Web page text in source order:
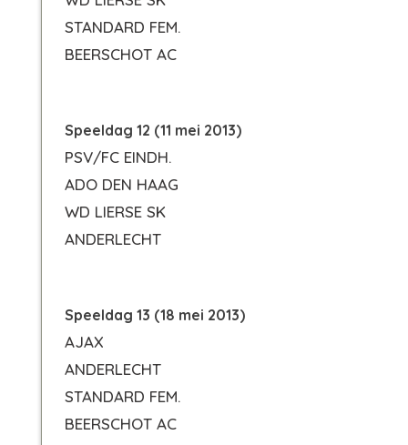
STANDARD FEM.
BEERSCHOT AC
Speeldag 12 (11 mei 2013)
PSV/FC EINDH.
ADO DEN HAAG
WD LIERSE SK
ANDERLECHT
Speeldag 13 (18 mei 2013)
AJAX
ANDERLECHT
STANDARD FEM.
BEERSCHOT AC